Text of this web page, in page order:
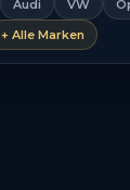
Audi VW
+ Alle Marken